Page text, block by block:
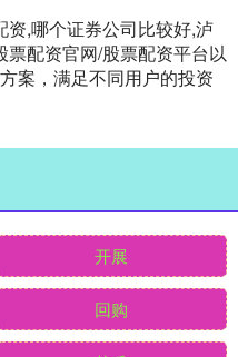
,哪个证券公司比较好,泸
配资官网/股票配资平台以
案，满足不同用户的投资
开展
回购